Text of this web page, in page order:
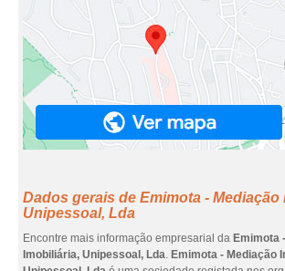
Dados gerais de Emimota - Mediação
Unipessoal, Lda
Encontre mais informação empresarial da Emimota
Imobiliária, Unipessoal, Lda. Emimota - Mediação